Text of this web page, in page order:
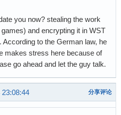
you now? stealing the work
and encrypting it in WST
According to the German law, he
makes stress here because of
go ahead and let the guy talk.
23:08:44 分享评论